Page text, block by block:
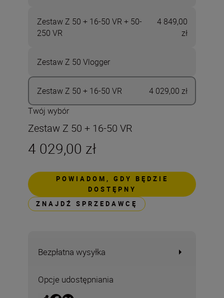
Zestaw Z 50 + 16-50 VR + 50-
250 VR
4 849,00
zł
Zestaw Z 50 Vlogger
Zestaw Z 50 + 16-50 VR
4 029,00 zł
Twój wybór
Zestaw Z 50 + 16-50 VR
4 029,00 zł
POWIADOM, GDY BĘDZIE
DOSTĘPNY
ZNAJDŹ SPRZEDAWCĘ
Bezpłatna wysyłka
Opcje udostępniania